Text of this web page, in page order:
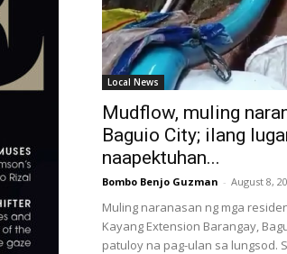
Local News
Mudflow, muling
Baguio City; ilang
naapektuhan...
Bombo Benjo Guzman - August 8,
Muling naranasan ng mga
Kayang Extension Barangay,
patuloy na pag-ulan sa lungsod.